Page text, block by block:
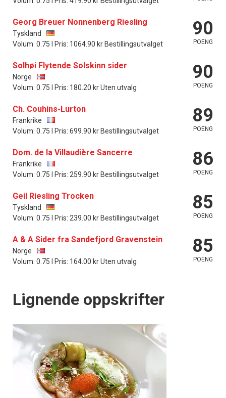
Georg Breuer Nonnenberg Riesling
Tyskland
Volum: 0.75 l Pris: 1064.90 kr Bestillingsutvalget
90
POENG
Solhøi Flytende Solskinn sider
Norge
Volum: 0.75 l Pris: 180.20 kr Uten utvalg
90
POENG
Ch. Couhins-Lurton
Frankrike
Volum: 0.75 l Pris: 699.90 kr Bestillingsutvalget
89
POENG
Dom. de la Villaudière Sancerre
Frankrike
Volum: 0.75 l Pris: 259.90 kr Bestillingsutvalget
86
POENG
Geil Riesling Trocken
Tyskland
Volum: 0.75 l Pris: 239.00 kr Bestillingsutvalget
85
POENG
A & A Sider fra Sandefjord Gravenstein
Norge
Volum: 0.75 l Pris: 164.00 kr Uten utvalg
85
POENG
Lignende oppskrifter